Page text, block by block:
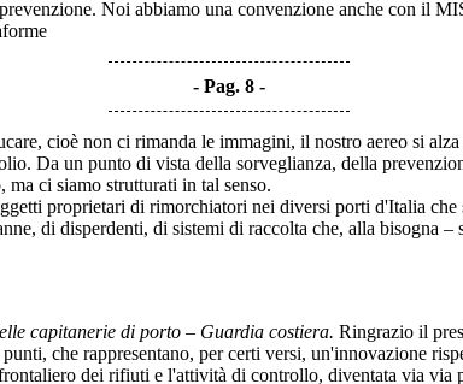
Noi abbiamo una convenzione anche con il
Pag. 8
cioè non ci rimanda le immagini, il nostro aereo si
Da un punto di vista della sorveglianza, della
ci siamo strutturati in tal senso.
proprietari di rimorchiatori nei diversi porti d'Italia
di disperdenti, di sistemi di raccolta che, alla bisogna
capitanerie di porto – Guardia costiera. Ringrazio il
che rappresentano, per certi versi, un'innovazione
dei rifiuti e l'attività di controllo, diventata via